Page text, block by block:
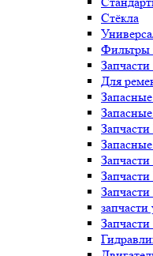
Стёкла
Для
запчасти